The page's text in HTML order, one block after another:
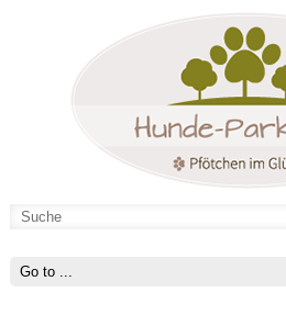
Hunde-Parkhotel